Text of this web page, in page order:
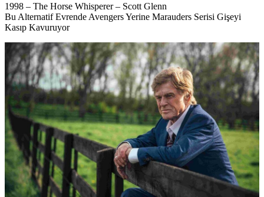
1998 – The Horse Whisperer – Scott Glenn
Bu Alternatif Evrende Avengers Yerine Marauders Serisi Gişeyi
Kasıp Kavuruyor